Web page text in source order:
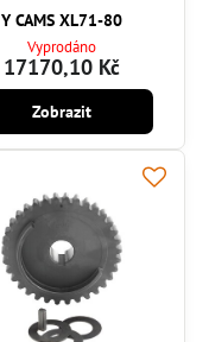
Y CAMS XL71-80
Vyprodáno
17170,10 Kč
Zobrazit